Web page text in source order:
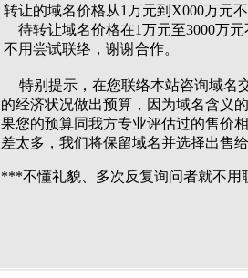
转让的域名价格从1万元到X000万元
待转让域名价格在1万元至3000万
不用尝试联络，谢谢合作。
特别提示，在您联络本站咨询域名
的经济状况做出预算，因为域名含义
果您的预算同我方专业评估过的售价
差太多，我们将保留域名并选择出售
***不懂礼貌、多次反复询问者就不用